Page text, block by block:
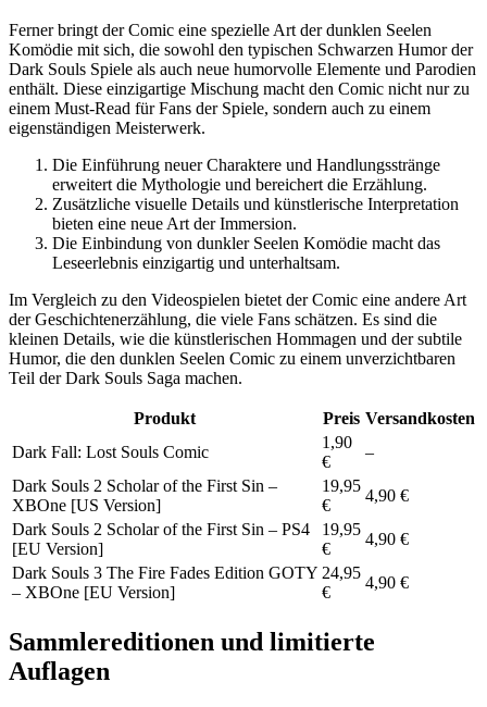
Ferner bringt der Comic eine spezielle Art der dunklen Seelen
Komödie mit sich, die sowohl den typischen Schwarzen Humor der
Dark Souls Spiele als auch neue humorvolle Elemente und Parodien
enthält. Diese einzigartige Mischung macht den Comic nicht nur zu
einem Must-Read für Fans der Spiele, sondern auch zu einem
eigenständigen Meisterwerk.
Die Einführung neuer Charaktere und Handlungsstränge
erweitert die Mythologie und bereichert die Erzählung.
Zusätzliche visuelle Details und künstlerische Interpretation
bieten eine neue Art der Immersion.
Die Einbindung von dunkler Seelen Komödie macht das
Leseerlebnis einzigartig und unterhaltsam.
Im Vergleich zu den Videospielen bietet der Comic eine andere Art
der Geschichtenerzählung, die viele Fans schätzen. Es sind die
kleinen Details, wie die künstlerischen Hommagen und der subtile
Humor, die den dunklen Seelen Comic zu einem unverzichtbaren
Teil der Dark Souls Saga machen.
Produkt Preis Versandkosten
Dark Fall: Lost Souls Comic
1,90
€
–
Dark Souls 2 Scholar of the First Sin –
XBOne [US Version]
19,95
€
4,90 €
Dark Souls 2 Scholar of the First Sin – PS4
[EU Version]
19,95
€
4,90 €
Dark Souls 3 The Fire Fades Edition GOTY
– XBOne [EU Version]
24,95
€
4,90 €
Sammlereditionen und limitierte
Auflagen